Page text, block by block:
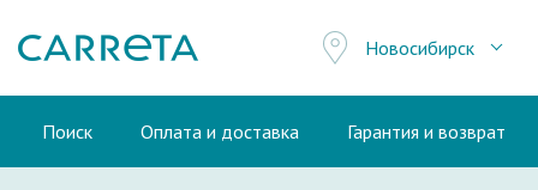
Новосибирск
Поиск Оплата и доставка Гарантия и возврат